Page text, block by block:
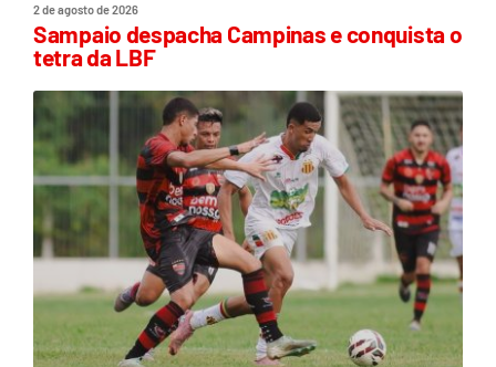
2 de agosto de 2026
Sampaio despacha Campinas e conquista o
tetra da LBF